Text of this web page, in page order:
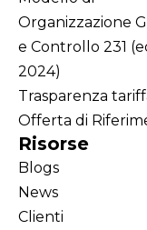
Organizzazione
e Controllo 231
2024)
Trasparenza
Offerta di
Risorse
Blogs
News
Clienti